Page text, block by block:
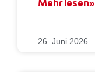
Mehr lesen»
26. Juni 2026